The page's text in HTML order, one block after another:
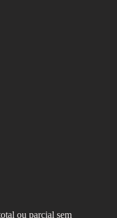
ou parcial sem